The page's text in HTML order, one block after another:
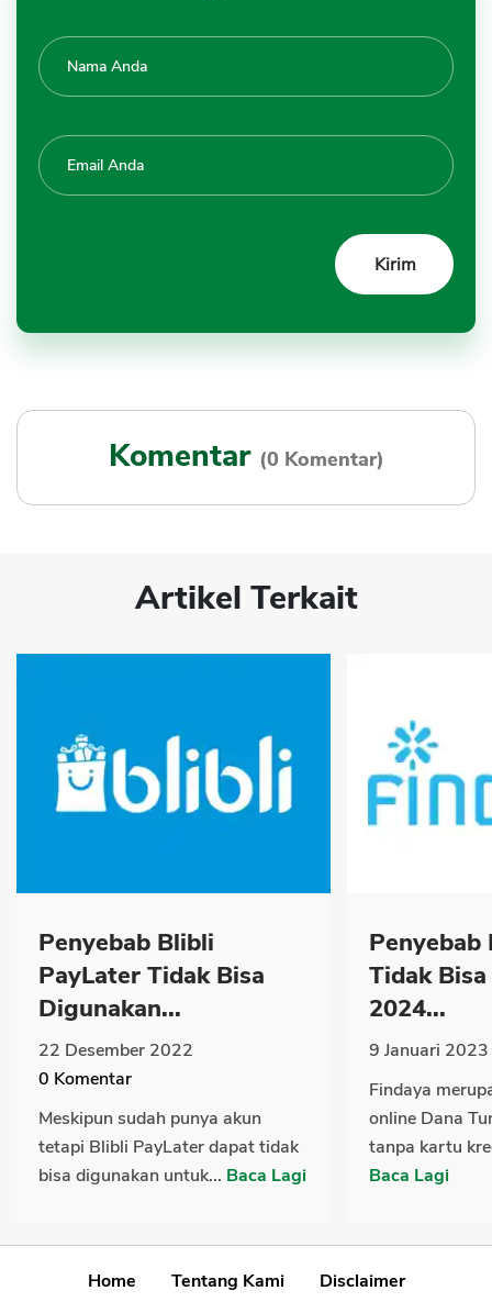
Komentar (0 Komentar)
Artikel Terkait
Penyebab Blibli
PayLater Tidak Bisa
Digunakan...
22 Desember 2022
0 Komentar
Meskipun sudah punya akun
tetapi Blibli PayLater dapat tidak
bisa digunakan untuk... Baca Lagi
Penyebab
Tidak
2024...
9 Januari 2023
Findaya
online Dana
tanpa kartu
Baca Lagi
Home Tentang Kami Disclaimer